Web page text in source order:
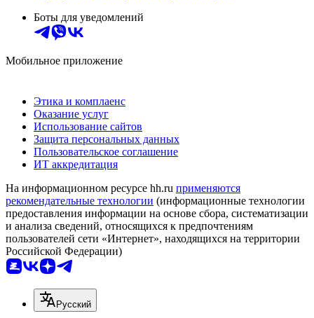
Боты для уведомлений
Мобильное приложение
Этика и комплаенс
Оказание услуг
Использование сайтов
Защита персональных данных
Пользовательское соглашение
ИТ аккредитация
На информационном ресурсе hh.ru применяются
рекомендательные технологии (информационные технологии
предоставления информации на основе сбора, систематизации
и анализа сведений, относящихся к предпочтениям
пользователей сети «Интернет», находящихся на территории
Российской Федерации)
Русский